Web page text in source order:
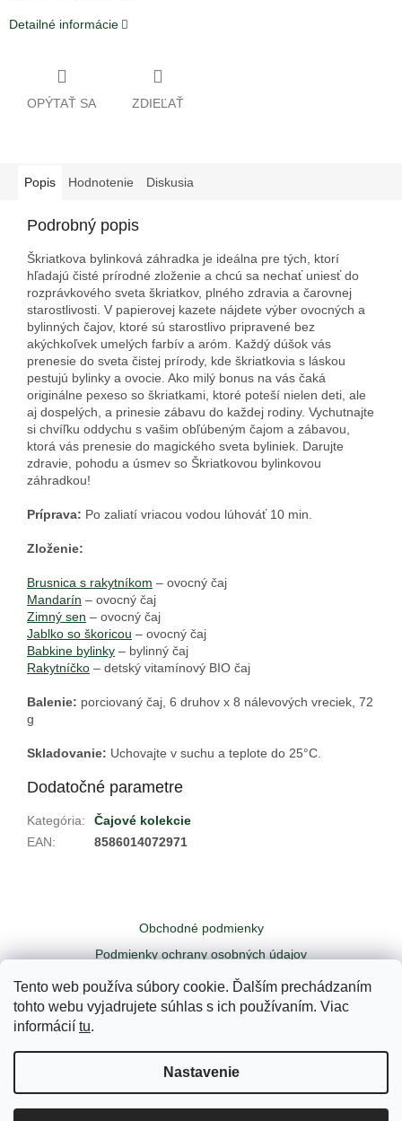
Tento web používa súbory cookie. Ďalším prechádzaním
tohto webu vyjadrujete súhlas s ich používaním. Viac
informácií tu.
Nastavenie
Detailné informácie
OPÝTAŤ SA ZDIEĽAŤ
Popis Hodnotenie Diskusia
Podrobný popis
Škriatkova bylinková záhradka je ideálna pre tých, ktorí
hľadajú čisté prírodné zloženie a chcú sa nechať uniesť do
rozprávkového sveta škriatkov, plného zdravia a čarovnej
starostlivosti. V papierovej kazete nájdete výber ovocných a
bylinných čajov, ktoré sú starostlivo pripravené bez
akýchkoľvek umelých farbív a aróm. Každý dúšok vás
prenesie do sveta čistej prírody, kde škriatkovia s láskou
pestujú bylinky a ovocie. Ako milý bonus na vás čaká
originálne pexeso so škriatkami, ktoré poteší nielen deti, ale
aj dospelých, a prinesie zábavu do každej rodiny. Vychutnajte
si chvíľku oddychu s vašim obľúbeným čajom a zábavou,
ktorá vás prenesie do magického sveta byliniek. Darujte
zdravie, pohodu a úsmev so Škriatkovou bylinkovou
záhradkou!
Príprava: Po zaliatí vriacou vodou lúhováť 10 min.
Zloženie:
Brusnica s rakytníkom – ovocný čaj
Mandarín – ovocný čaj
Zimný sen – ovocný čaj
Jablko so škoricou – ovocný čaj
Babkine bylinky – bylinný čaj
Rakytníčko – detský vitamínový BIO čaj
Balenie: porciovaný čaj, 6 druhov x 8 nálevových vreciek, 72
g
Skladovanie: Uchovajte v suchu a teplote do 25°C.
Dodatočné parametre
Kategória:
Čajové kolekcie
EAN: 8586014072971
ä
Obchodné podmienky
Podmienky ochrany osobných údajov
Odstúpiť od zmluvy tu
Kontakty